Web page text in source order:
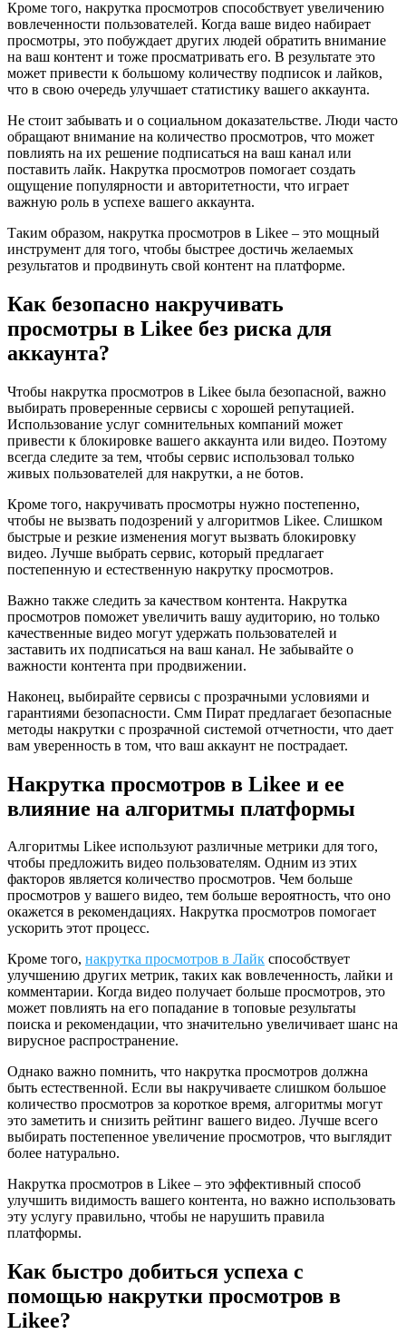
Кроме того, накрутка просмотров способствует увеличению
вовлеченности пользователей. Когда ваше видео набирает
просмотры, это побуждает других людей обратить внимание
на ваш контент и тоже просматривать его. В результате это
может привести к большому количеству подписок и лайков,
что в свою очередь улучшает статистику вашего аккаунта.
Не стоит забывать и о социальном доказательстве. Люди часто
обращают внимание на количество просмотров, что может
повлиять на их решение подписаться на ваш канал или
поставить лайк. Накрутка просмотров помогает создать
ощущение популярности и авторитетности, что играет
важную роль в успехе вашего аккаунта.
Таким образом, накрутка просмотров в Likee – это мощный
инструмент для того, чтобы быстрее достичь желаемых
результатов и продвинуть свой контент на платформе.
Как безопасно накручивать
просмотры в Likee без риска для
аккаунта?
Чтобы накрутка просмотров в Likee была безопасной, важно
выбирать проверенные сервисы с хорошей репутацией.
Использование услуг сомнительных компаний может
привести к блокировке вашего аккаунта или видео. Поэтому
всегда следите за тем, чтобы сервис использовал только
живых пользователей для накрутки, а не ботов.
Кроме того, накручивать просмотры нужно постепенно,
чтобы не вызвать подозрений у алгоритмов Likee. Слишком
быстрые и резкие изменения могут вызвать блокировку
видео. Лучше выбрать сервис, который предлагает
постепенную и естественную накрутку просмотров.
Важно также следить за качеством контента. Накрутка
просмотров поможет увеличить вашу аудиторию, но только
качественные видео могут удержать пользователей и
заставить их подписаться на ваш канал. Не забывайте о
важности контента при продвижении.
Наконец, выбирайте сервисы с прозрачными условиями и
гарантиями безопасности. Смм Пират предлагает безопасные
методы накрутки с прозрачной системой отчетности, что дает
вам уверенность в том, что ваш аккаунт не пострадает.
Накрутка просмотров в Likee и ее
влияние на алгоритмы платформы
Алгоритмы Likee используют различные метрики для того,
чтобы предложить видео пользователям. Одним из этих
факторов является количество просмотров. Чем больше
просмотров у вашего видео, тем больше вероятность, что оно
окажется в рекомендациях. Накрутка просмотров помогает
ускорить этот процесс.
Кроме того, накрутка просмотров в Лайк способствует
улучшению других метрик, таких как вовлеченность, лайки и
комментарии. Когда видео получает больше просмотров, это
может повлиять на его попадание в топовые результаты
поиска и рекомендации, что значительно увеличивает шанс на
вирусное распространение.
Однако важно помнить, что накрутка просмотров должна
быть естественной. Если вы накручиваете слишком большое
количество просмотров за короткое время, алгоритмы могут
это заметить и снизить рейтинг вашего видео. Лучше всего
выбирать постепенное увеличение просмотров, что выглядит
более натурально.
Накрутка просмотров в Likee – это эффективный способ
улучшить видимость вашего контента, но важно использовать
эту услугу правильно, чтобы не нарушить правила
платформы.
Как быстро добиться успеха с
помощью накрутки просмотров в
Likee?